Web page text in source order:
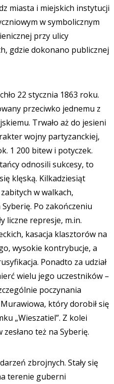
miasta i miejskich instytucji
w symbolicznym
przy ulicy
gdzie dokonano publicznej
22 stycznia 1863 roku.
przeciwko jednemu z
Trwało aż do jesieni
wojny partyzanckiej,
1 200 bitew i potyczek.
odnosili sukcesy, to
klęską. Kilkadziesiąt
w walkach,
Po zakończeniu
liczne represje, m.in.
kasacja klasztorów na
wysokie kontrybucje, a
Ponadto za udział
wielu jego uczestników –
poczynania
który dorobił się
„Wieszatiel”. Z kolei
też na Syberię.
zbrojnych. Stały się
terenie guberni